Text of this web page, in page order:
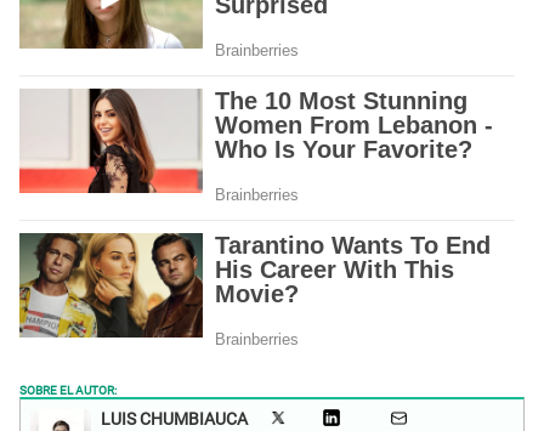
SOBRE EL AUTOR:
LUIS CHUMBIAUCA